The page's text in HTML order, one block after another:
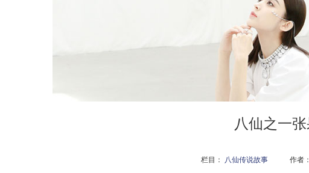
八仙之一
栏目： 八仙传说故事作者：